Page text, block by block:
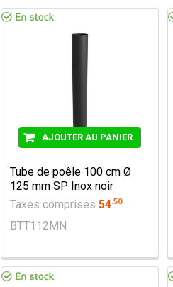
AJOUTER AU PANIER
Tube de poêle 100 cm Ø
125 mm SP Inox noir
Taxes comprises54.50
BTT112MN